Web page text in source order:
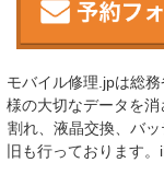
モバイル修理.jpは総
様の大切なデータを
割れ、液晶交換、バ
旧も行っております